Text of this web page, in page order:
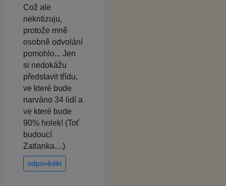
Což ale
nekritizuju,
protože mně
osobně odvolání
pomohlo... Jen
si nedokážu
představit třídu,
ve které bude
narváno 34 lidí a
ve které bude
90% holek! (Toť
budoucí
Zatlanka....)
odpovědět